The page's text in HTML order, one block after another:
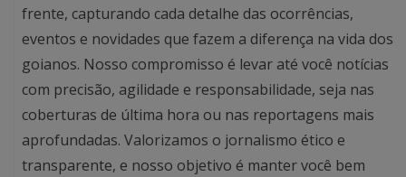
frente, capturando cada detalhe das ocorrências,
eventos e novidades que fazem a diferença na vida dos
goianos. Nosso compromisso é levar até você notícias
com precisão, agilidade e responsabilidade, seja nas
coberturas de última hora ou nas reportagens mais
aprofundadas. Valorizamos o jornalismo ético e
transparente, e nosso objetivo é manter você bem